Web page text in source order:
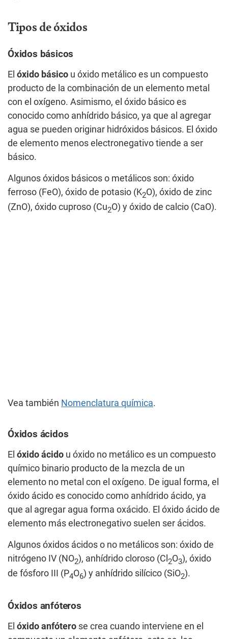
Tipos de óxidos
Óxidos básicos
El óxido básico u óxido metálico es un compuesto
producto de la combinación de un elemento metal
con el oxígeno. Asimismo, el óxido básico es
conocido como anhídrido básico, ya que al agregar
agua se pueden originar hidróxidos básicos. El óxido
de elemento menos electronegativo tiende a ser
básico.
Algunos óxidos básicos o metálicos son: óxido
ferroso (FeO), óxido de potasio (K2O), óxido de zinc
(ZnO), óxido cuproso (Cu2O) y óxido de calcio (CaO).
Vea también Nomenclatura química.
Óxidos ácidos
El óxido ácido u óxido no metálico es un compuesto
químico binario producto de la mezcla de un
elemento no metal con el oxígeno. De igual forma, el
óxido ácido es conocido como anhídrido ácido, ya
que al agregar agua forma oxácido. El óxido ácido de
elemento más electronegativo suelen ser ácidos.
Algunos óxidos ácidos o no metálicos son: óxido de
nitrógeno IV (NO2), anhídrido cloroso (Cl 2O3), óxido
de fósforo III (P4O6) y anhídrido silícico (SiO2).
Óxidos anfóteros
El óxido anfótero se crea cuando interviene en el